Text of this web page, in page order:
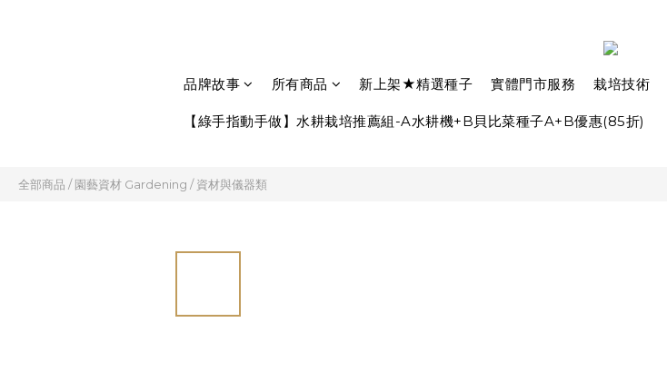
品牌故事 所有商品 新上架★精選種子 實體門市服務 栽培技術
【綠手指動手做】水耕栽培推薦組-A水耕機+B貝比菜種子A+B優惠(85折)
全部商品 /園藝資材 Gardening /資材與儀器類